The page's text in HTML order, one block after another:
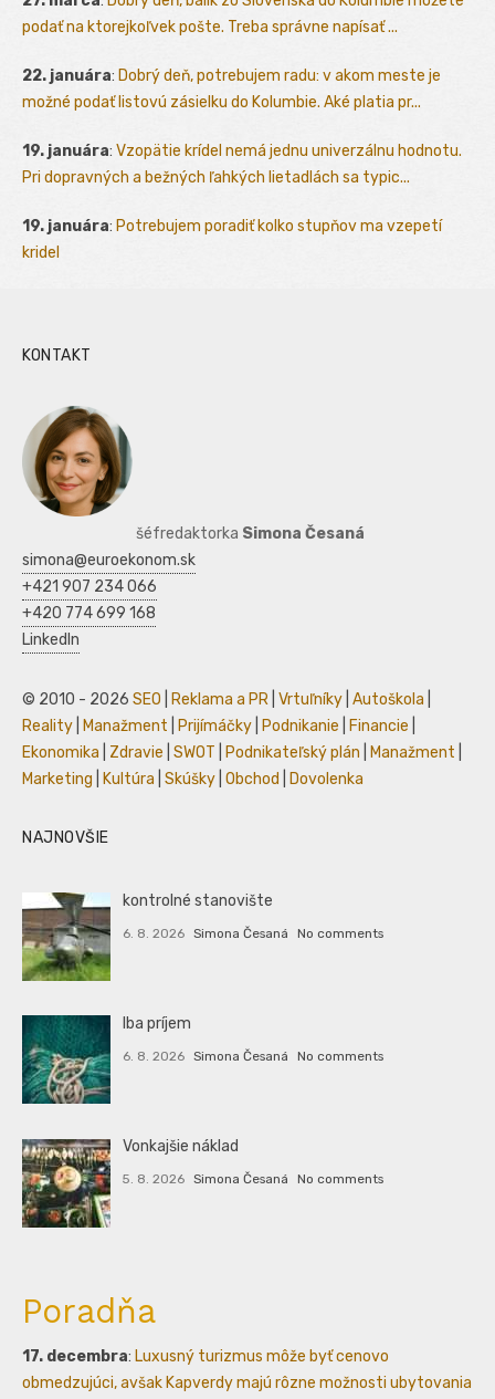
podať na ktorejkoľvek pošte. Treba správne napísať ...
22. januára: Dobrý deň, potrebujem radu: v akom meste je
možné podať listovú zásielku do Kolumbie. Aké platia pr...
19. januára: Vzopätie krídel nemá jednu univerzálnu hodnotu.
Pri dopravných a bežných ľahkých lietadlách sa typic...
19. januára: Potrebujem poradiť kolko stupňov ma vzepetí
kridel
KONTAKT
šéfredaktorka Simona Česaná
simona@euroekonom.sk
+421 907 234 066
+420 774 699 168
LinkedIn
© 2010 - 2026 SEO Reklama a PR Vrtuľníky Autoškola
Reality
Manažment Prijímáčky Podnikanie Financie
Ekonomika
Zdravie SWOT Podnikateľský plán Manažment
Marketing
Kultúra Skúšky Obchod Dovolenka
NAJNOVŠIE
kontrolné stanovište
6. 8. 2026 Simona Česaná No comments
Iba príjem
6. 8. 2026 Simona Česaná No comments
Vonkajšie náklad
5. 8. 2026 Simona Česaná No comments
Poradňa
17. decembra: Luxusný turizmus môže byť cenovo
obmedzujúci, avšak Kapverdy majú rôzne možnosti ubytovania